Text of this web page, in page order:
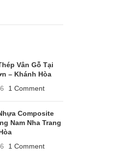
Vân Gỗ Tại
– Khánh Hòa
1 Comment
Composite
Nam Nha Trang
1 Comment